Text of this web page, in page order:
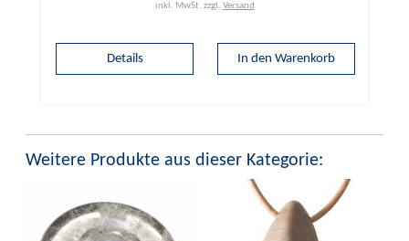
inkl. MwSt. zzgl. Versand
Details
Weitere Produkte aus dieser Kategorie: